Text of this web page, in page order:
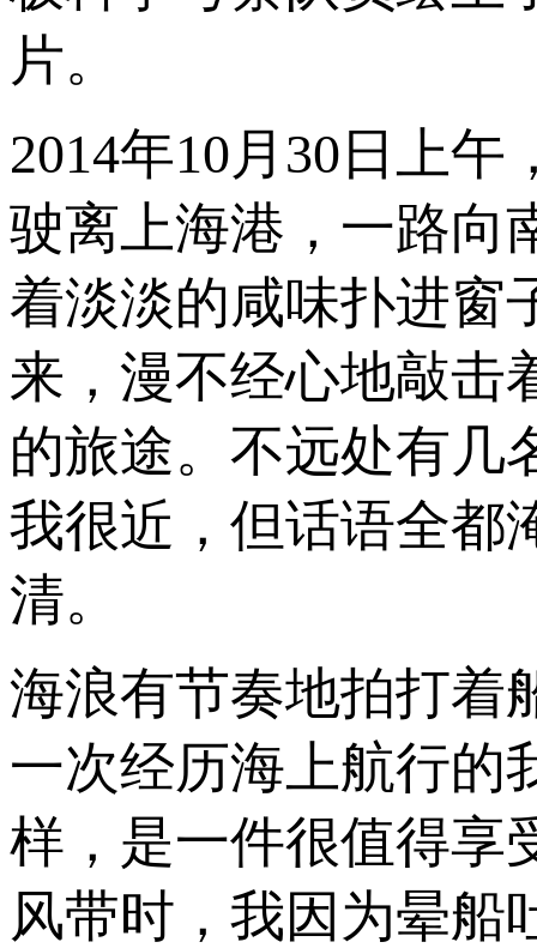
片。
2014年10月30日上
驶离上海港，一路向
着淡淡的咸味扑进窗
来，漫不经心地敲击
的旅途。不远处有几
我很近，但话语全都
清。
海浪有节奏地拍打着
一次经历海上航行的
样，是一件很值得
风带时，我因为晕船